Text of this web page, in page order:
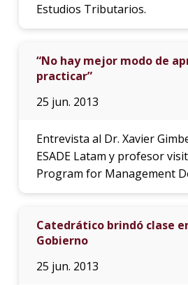
Estudios Tributarios.
“No hay mejor modo de
practicar”
25 jun. 2013
Entrevista al Dr. Xavier
ESADE Latam y profesor
Program for Management
Catedrático brindó clase
Gobierno
25 jun. 2013